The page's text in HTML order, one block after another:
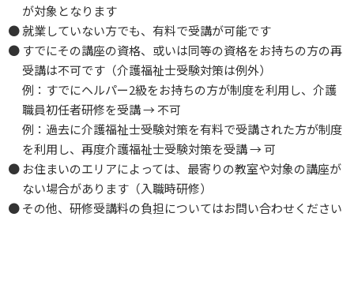
が対象となります
就業していない方でも、有料で受講が可能です
すでにその講座の資格、或いは同等の資格をお持ちの方の再
受講は不可です（介護福祉士受験対策は例外）
例：すでにヘルパー2級をお持ちの方が制度を利用し、介護
職員初任者研修を受講 → 不可
例：過去に介護福祉士受験対策を有料で受講された方が制度
を利用し、再度介護福祉士受験対策を受講 → 可
お住まいのエリアによっては、最寄りの教室や対象の講座が
ない場合があります（入職時研修）
その他、研修受講料の負担についてはお問い合わせください